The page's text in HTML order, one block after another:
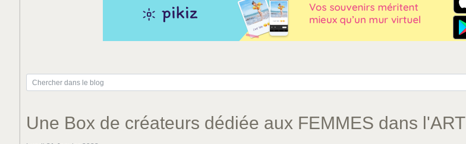
Une Box de créateurs dédiée aux FEMMES dans l'ART